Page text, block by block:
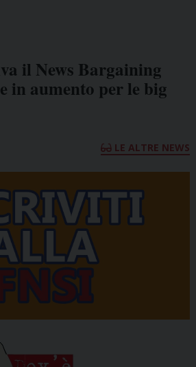
il News Bargaining
in aumento per le big
LE ALTRE NEWS